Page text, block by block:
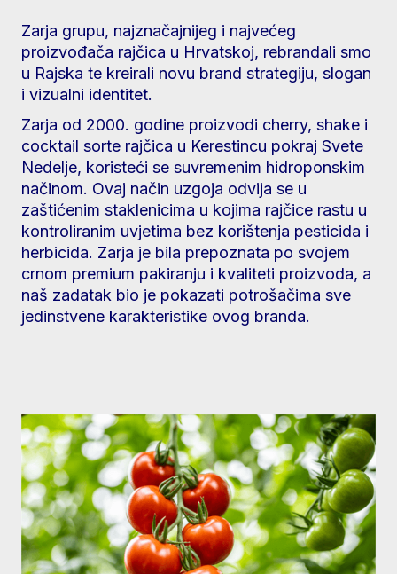
Zarja grupu, najznačajnijeg i najvećeg
proizvođača rajčica u Hrvatskoj, rebrandali smo
u Rajska te kreirali novu brand strategiju, slogan
i vizualni identitet.
Zarja od 2000. godine proizvodi cherry, shake i
cocktail sorte rajčica u Kerestincu pokraj Svete
Nedelje, koristeći se suvremenim hidroponskim
načinom. Ovaj način uzgoja odvija se u
zaštićenim staklenicima u kojima rajčice rastu u
kontroliranim uvjetima bez korištenja pesticida i
herbicida. Zarja je bila prepoznata po svojem
crnom premium pakiranju i kvaliteti proizvoda, a
naš zadatak bio je pokazati potrošačima sve
jedinstvene karakteristike ovog branda.